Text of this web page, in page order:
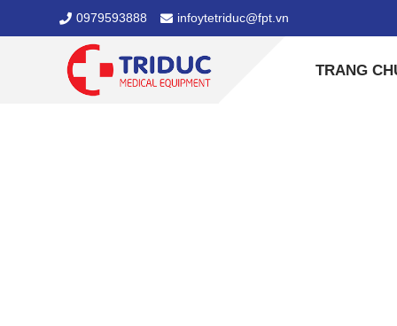
0979593888 infoytetriduc@fpt.vn
TRANG